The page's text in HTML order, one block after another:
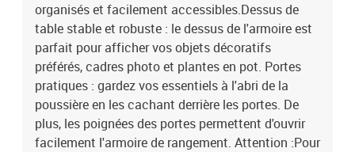
organisés et facilement accessibles.Dessus de
table stable et robuste : le dessus de l'armoire est
parfait pour afficher vos objets décoratifs
préférés, cadres photo et plantes en pot. Portes
pratiques : gardez vos essentiels à l'abri de la
poussière en les cachant derrière les portes. De
plus, les poignées des portes permettent d'ouvrir
facilement l'armoire de rangement. Attention :Pour